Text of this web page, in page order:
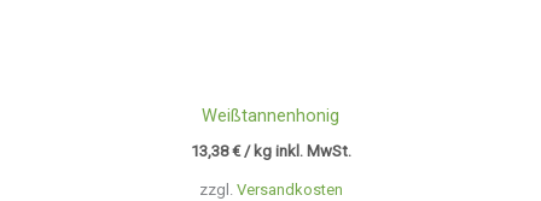
zzgl. Versandkosten
Weißtannenhonig
13,38€ / kg inkl. MwSt.